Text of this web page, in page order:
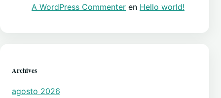
A WordPress Commenter en Hello world!
Archives
agosto 2026